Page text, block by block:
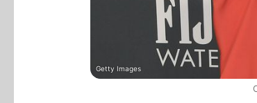
Getty Images